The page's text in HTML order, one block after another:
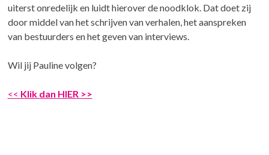
uiterst onredelijk en luidt hierover de noodklok. Dat doet zij
door middel van het schrijven van verhalen, het aanspreken
van bestuurders en het geven van interviews.
Wil jij Pauline volgen?
<< Klik dan HIER >>